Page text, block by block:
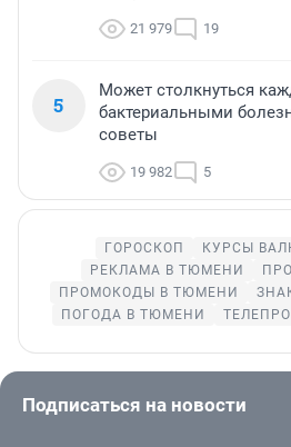
21 979 19
5
Может столкнуться
бактериальными
советы
19 982 5
ГОРОСКОП
КУРСЫ
РЕКЛАМА В ТЮМЕНИ
ПРОМОКОДЫ В ТЮМЕНИ
ПОГОДА В ТЮМЕНИ
Подписаться на новости